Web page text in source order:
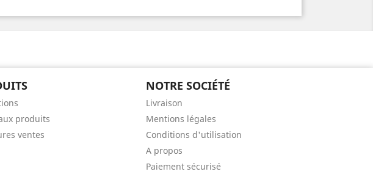
produits
ventes
NOTRE SOCIÉTÉ
Livraison
Mentions légales
Conditions d'utilisation
A propos
Paiement sécurisé